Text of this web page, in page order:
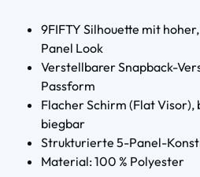
9FIFTY Silhouette mit
Panel Look
Verstellbarer Snapback-
Passform
Flacher Schirm (Flat
biegbar
Strukturierte 5-Panel-
Material: 100 % Polyester